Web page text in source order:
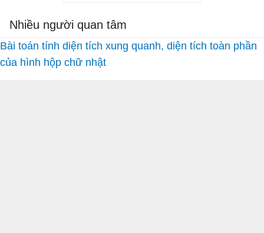
Nhiều người quan tâm
Bài toán tính diện tích xung quanh, diện tích toàn phần
của hình hộp chữ nhật